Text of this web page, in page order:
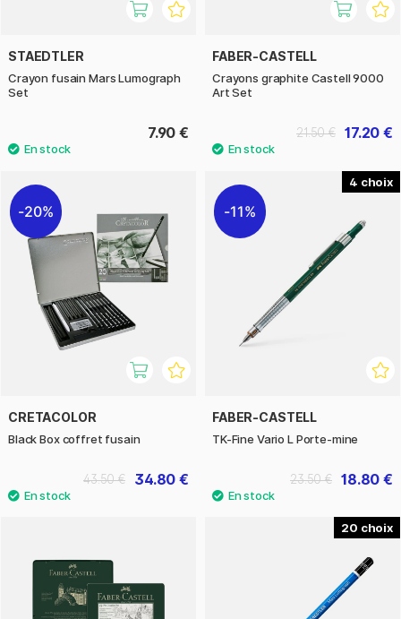
également nécessaire. Il en existe plusieurs variétés
d'important à retenir est que différentes duretés peuvent
être différemment faciles à effacer.
STAEDTLER
Crayon fusain Mars Lumograph
Set
7.90 €
FABER-CASTELL
Crayons graphite Castell 9000
Art Set
17.20 €
21.50 €
20%
CRETACOLOR
Black Box coffret fusain
34.80 €
43.50 €
4
11%
FABER-CASTELL
TK-Fine Vario L Porte-mine
18.80 €
23.50 €
20